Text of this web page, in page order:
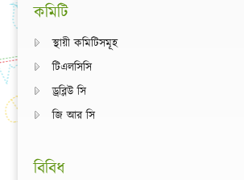
কমিটি
স্থায়ী কমিটিসমূহ
টিএলসিসি
ড্রব্লিউ সি
জি আর সি
বিবিধ